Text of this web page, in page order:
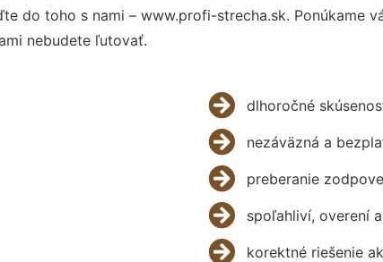
do toho s nami – www.profi-strecha.sk. Ponúkame
nebudete ľutovať.
dlhoročné
nezáväzná a
preberanie
spoľahliví, overení
korektné riešenie